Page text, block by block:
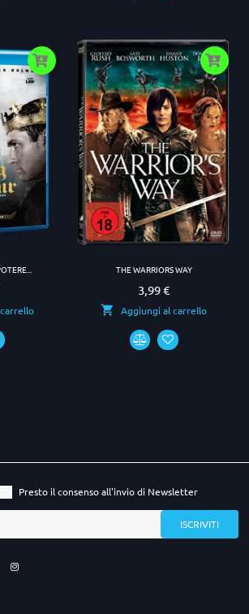
THE WARRIORS WAY
Prezzo
3,99 €
Aggiungi al carrello
Presto il consenso all'invio di Newsletter